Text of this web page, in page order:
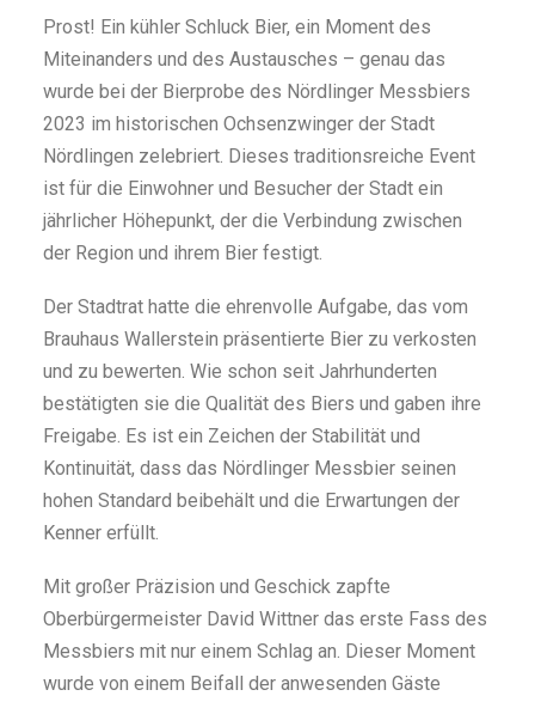
Prost! Ein kühler Schluck Bier, ein Moment des
Miteinanders und des Austausches – genau das
wurde bei der Bierprobe des Nördlinger Messbiers
2023 im historischen Ochsenzwinger der Stadt
Nördlingen zelebriert. Dieses traditionsreiche Event
ist für die Einwohner und Besucher der Stadt ein
jährlicher Höhepunkt, der die Verbindung zwischen
der Region und ihrem Bier festigt.
Der Stadtrat hatte die ehrenvolle Aufgabe, das vom
Brauhaus Wallerstein präsentierte Bier zu verkosten
und zu bewerten. Wie schon seit Jahrhunderten
bestätigten sie die Qualität des Biers und gaben ihre
Freigabe. Es ist ein Zeichen der Stabilität und
Kontinuität, dass das Nördlinger Messbier seinen
hohen Standard beibehält und die Erwartungen der
Kenner erfüllt.
Mit großer Präzision und Geschick zapfte
Oberbürgermeister David Wittner das erste Fass des
Messbiers mit nur einem Schlag an. Dieser Moment
wurde von einem Beifall der anwesenden Gäste